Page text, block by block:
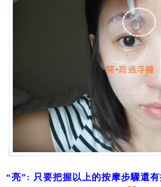
“亮”: 只要把握以上的按摩步驟還